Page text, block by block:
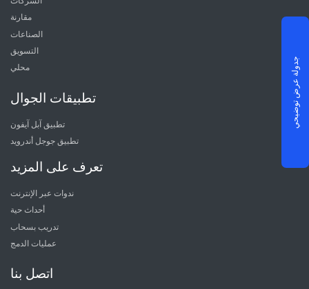
مقارنة
الصناعات
التسويق
محلي
تطبيقات الجوال
تطبيق آبل آيفون
تطبيق جوجل أندرويد
تعرف على المزيد
ندوات عبر الإنترنت
أحداث حية
تدريب بسحاب
عمليات الدمج
اتصل بنا
جدولة عرض توضيحي